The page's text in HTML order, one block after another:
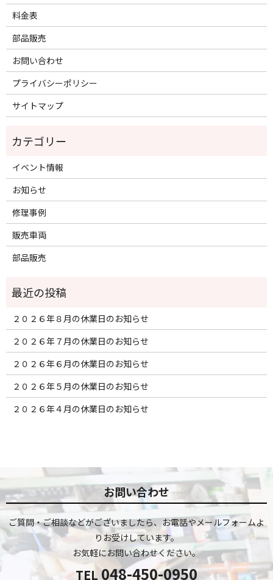
料金表
部品販売
お問い合わせ
プライバシーポリシー
サイトマップ
イベント情報
お知らせ
修理事例
販売車両
部品販売
２０２６年８月の休業日のお知らせ
２０２６年７月の休業日のお知らせ
２０２６年６月の休業日のお知らせ
２０２６年５月の休業日のお知らせ
２０２６年４月の休業日のお知らせ
お問い合わせ
ご質問・ご相談などがございましたら、お電話やメールフォームよ
りお受けしています。
お気軽にお問い合わせください。
TEL 048-450-0950